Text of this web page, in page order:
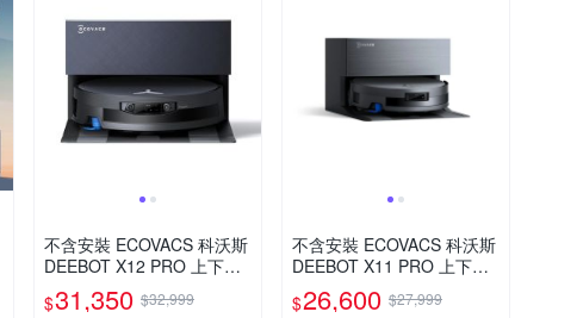
不含安裝 ECOVACS 科沃斯
DEEBOT X12 PRO 上下水
版 噴溶增壓滾筒洗地機器人
$31,350 $32,999
不含安裝 ECOVACS 科沃斯
DEEBOT X11 PRO 上下水
款 無限續航滾筒洗地機器人
$26,600 $27,999